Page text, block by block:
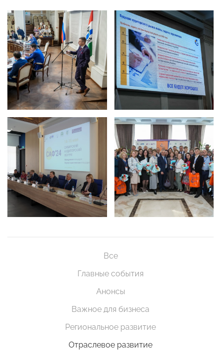
Все
Главные события
Анонсы
Важное для бизнеса
Региональное развитие
Отраслевое развитие